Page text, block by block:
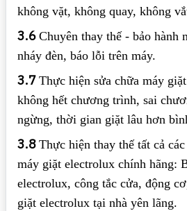
không vặt, không quay, không
3.6 Chuyên thay thế - bảo hành
nháy đèn, báo lỗi trên máy.
3.7 Thực hiện sửa chữa máy
không hết chương trình, sai
ngừng, thời gian giặt lâu hơn
3.8 Thực hiện thay thế tất cả
máy giặt electrolux chính hãng:
electrolux, công tắc cửa, động
giặt electrolux tại nhà yên lãng.